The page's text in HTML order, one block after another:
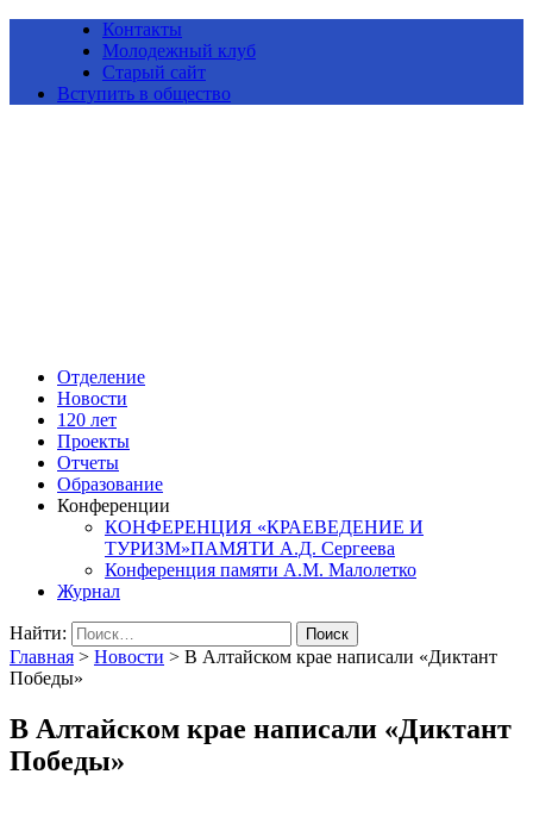
Контакты
Молодежный клуб
Старый сайт
Вступить в общество
Отделение
Новости
120 лет
Проекты
Отчеты
Образование
Конференции
КОНФЕРЕНЦИЯ «КРАЕВЕДЕНИЕ И
ТУРИЗМ»ПАМЯТИ А.Д. Сергеева
Конференция памяти А.М. Малолетко
Журнал
Найти:
Главная > Новости > В Алтайском крае написали «Диктант
Победы»
В Алтайском крае написали «Диктант
Победы»